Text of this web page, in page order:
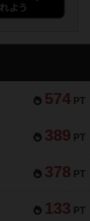
574 PT
389 PT
378 PT
133 PT